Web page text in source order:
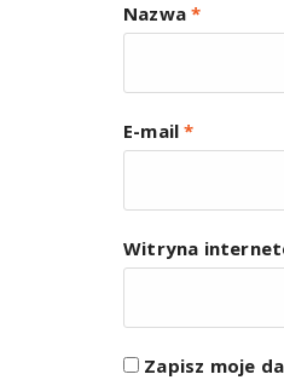
Nazwa*
E-mail*
Witryna
Zapisz moje